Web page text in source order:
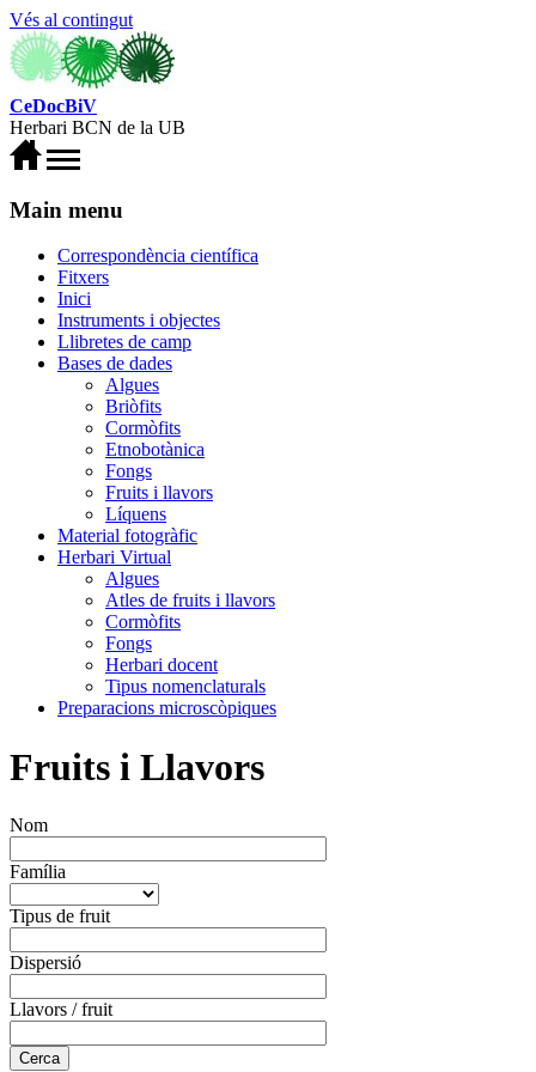
Vés al contingut
CeDocBiV
Herbari BCN de la UB
Main menu
Correspondència científica
Fitxers
Inici
Instruments i objectes
Llibretes de camp
Bases de dades
Algues
Briòfits
Cormòfits
Etnobotànica
Fongs
Fruits i llavors
Líquens
Material fotogràfic
Herbari Virtual
Algues
Atles de fruits i llavors
Cormòfits
Fongs
Herbari docent
Tipus nomenclaturals
Preparacions microscòpiques
Fruits i Llavors
Nom
Família
Tipus de fruit
Dispersió
Llavors / fruit